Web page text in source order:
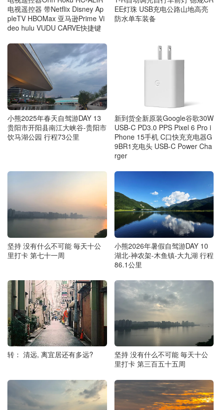
电视遥控器 带Netflix Disney Ap
pleTV HBOMax 亚马逊Prime Vi
deo hulu VUDU CARVE快捷键
EE灯珠 USB充电公路山地高亮
防水单车装备
小熊2025年春天自驾游DAY 13
贵阳市开阳县南江大峡谷-贵阳市
饮马湖公园 行程73公里
新到货全新原装Google谷歌30W
USB-C PD3.0 PPS Pixel 6 Pro i
Phone 15手机 C口快充充电器G
9BR1充电头 USB-C Power Cha
rger
坚持 没有什么不可能 毎天十公
里打卡 第七十一周
小熊2026年暑假自驾游DAY 10
湖北-神农架-木鱼镇-大九湖 行程
86.1公里
转： 清远, 离宜居还有多远?
坚持 没有什么不可能 毎天十公
里打卡 第三百五十五周